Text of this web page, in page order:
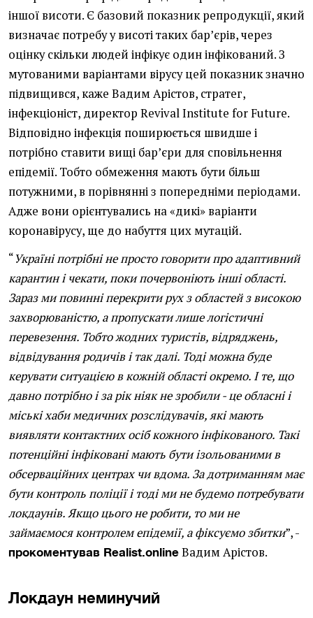
іншої висоти. Є базовий показник репродукції, який
визначає потребу у висоті таких бар’єрів, через
оцінку скільки людей інфікує один інфікований. З
мутованими варіантами вірусу цей показник значно
підвищився, каже Вадим Арістов, стратег,
інфекціоніст, директор Revival Institute for Future.
Відповідно інфекція поширюється швидше і
потрібно ставити вищі бар’єри для сповільнення
епідемії. Тобто обмеження мають бути більш
потужними, в порівнянні з попередніми періодами.
Адже вони орієнтувались на «дикі» варіанти
коронавірусу, ще до набуття цих мутацій.
“Україні потрібні не просто говорити про адаптивний
карантин і чекати, поки почервоніють інші області.
Зараз ми повинні перекрити рух з областей з високою
захворюваністю, а пропускати лише логістичні
перевезення. Тобто жодних туристів, відряджень,
відвідування родичів і так далі. Тоді можна буде
керувати ситуацією в кожній області окремо. І те, що
давно потрібно і за рік ніяк не зробили - це обласні і
міські хаби медичних розслідувачів, які мають
виявляти контактних осіб кожного інфікованого. Такі
потенційні інфіковані мають бути ізольованими в
обсерваційних центрах чи вдома. За дотриманням має
бути контроль поліції і тоді ми не будемо потребувати
локдаунів. Якщо цього не робити, то ми не
займаємося контролем епідемії, а фіксуємо збитки”, -
прокоментував Realist.online Вадим Арістов.
Локдаун неминучий